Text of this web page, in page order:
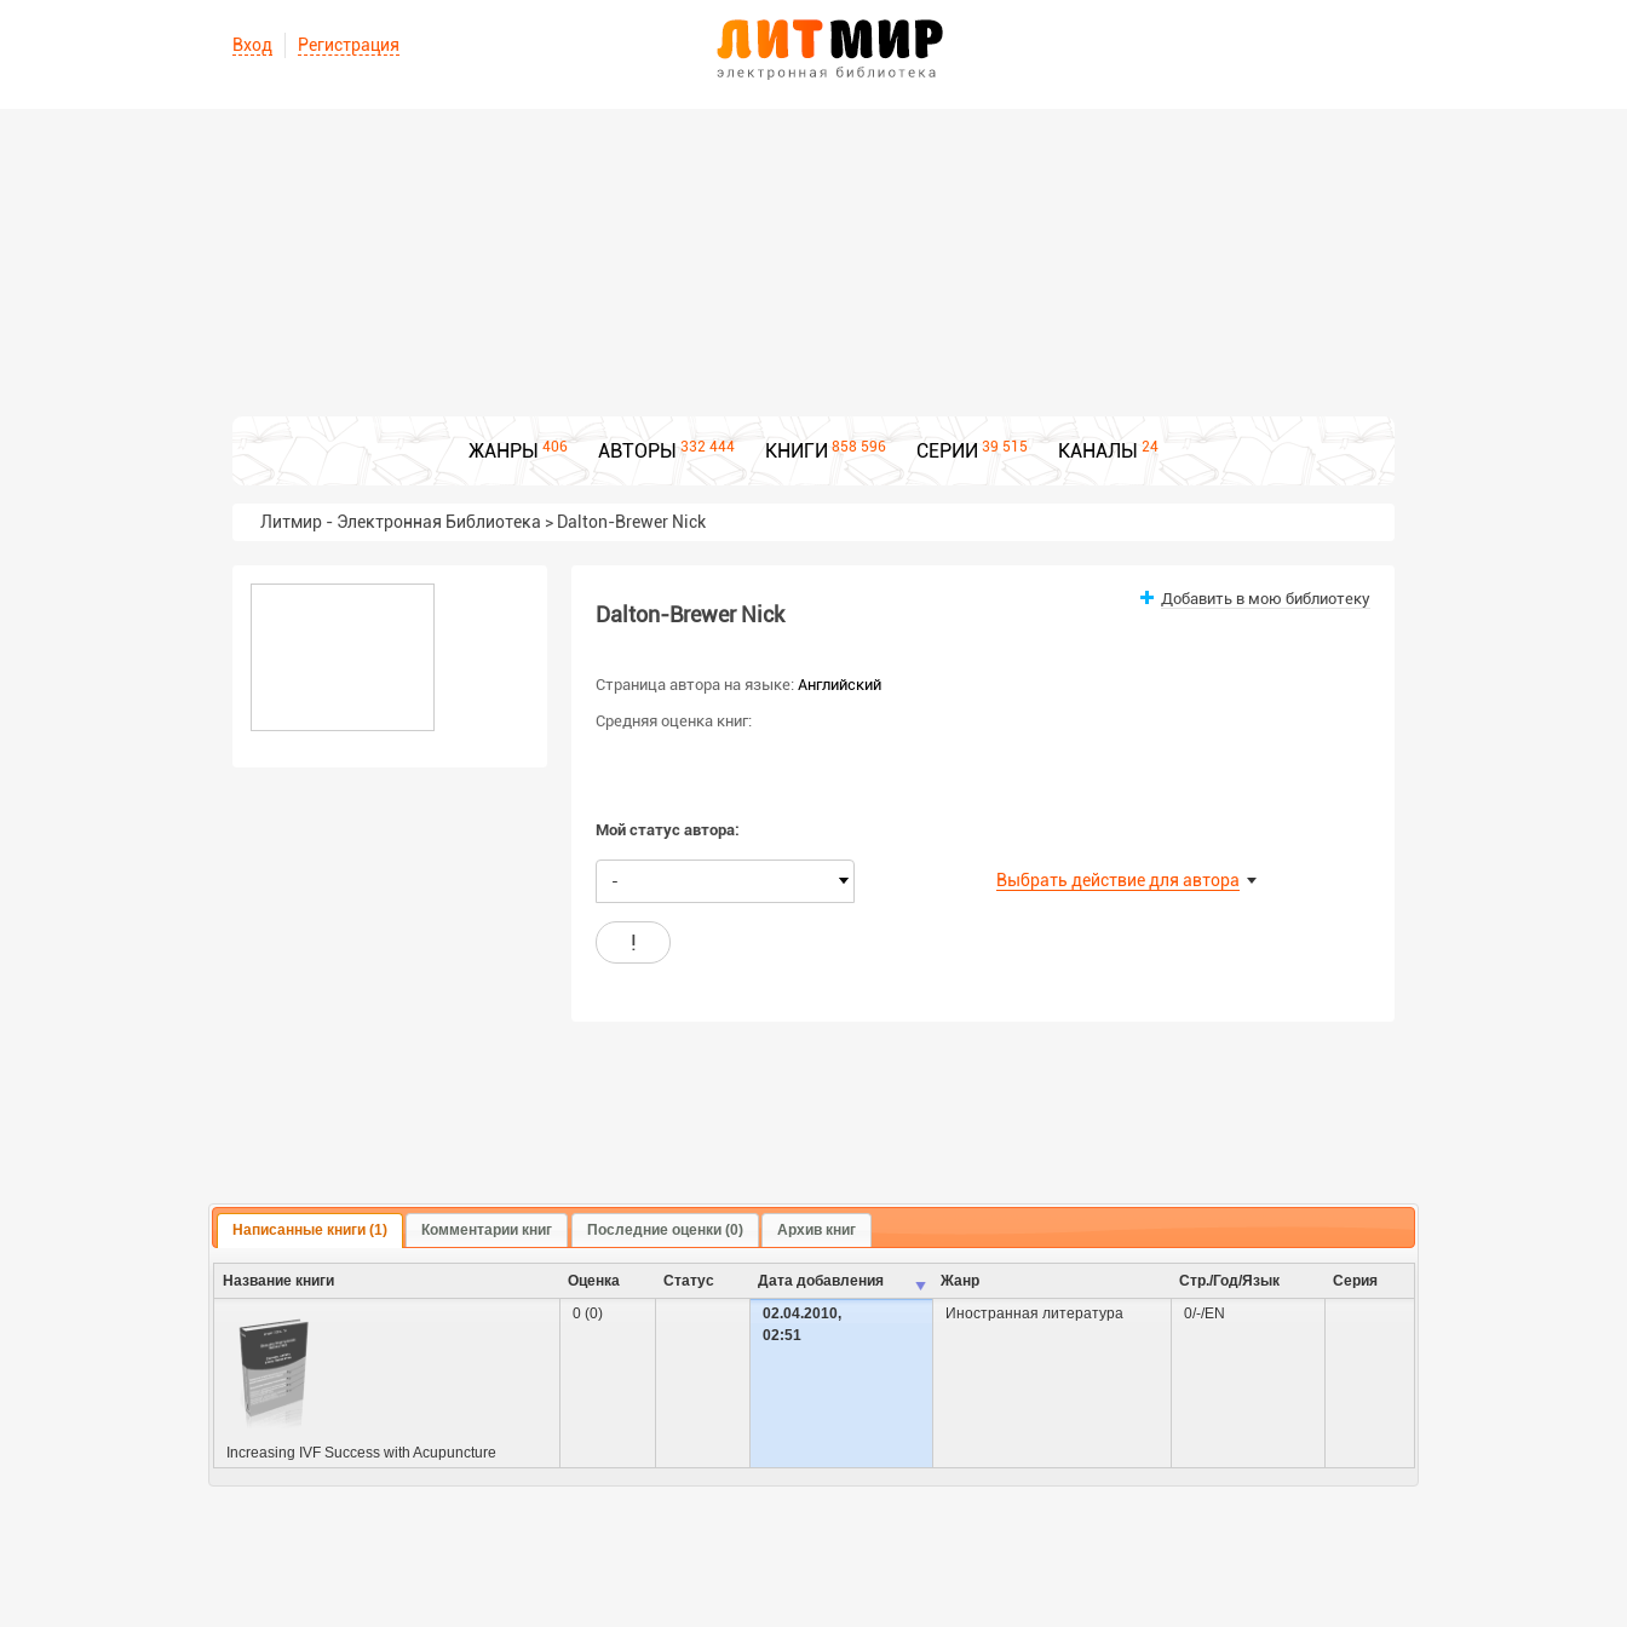
Вход Регистрация
ЖАНРЫ 406 АВТОРЫ 332 444 КНИГИ 858 596 СЕРИИ 39 515 КАНАЛЫ 24
Литмир - Электронная Библиотека > Dalton-Brewer Nick
Dalton-Brewer Nick
Добавить в мою библиотеку
Страница автора на языке: Английский
Средняя оценка книг:
Мой статус автора:
- Выбрать действие для автора
!
Написанные книги (1) Комментарии книг Последние оценки (0) Архив книг
Название книги Оценка Cтатус Дата добавления Жанр Стр./Год/Язык Серия
Increasing IVF Success with Acupuncture
0 (0)
02.04.2010,
02:51
Иностранная литература 0/-/EN